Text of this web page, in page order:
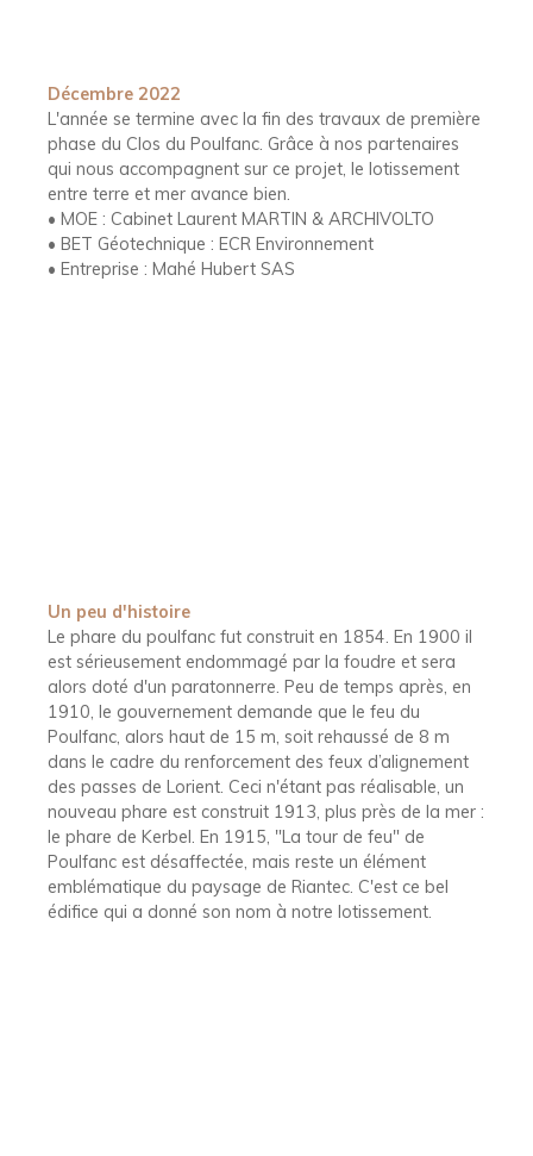
Décembre 2022
L'année se termine avec la fin des travaux de première
phase du Clos du Poulfanc. Grâce à nos partenaires
qui nous accompagnent sur ce projet, le lotissement
entre terre et mer avance bien.
• MOE : Cabinet Laurent MARTIN & ARCHIVOLTO
• BET Géotechnique : ECR Environnement
• Entreprise : Mahé Hubert SAS
Un peu d'histoire
Le phare du poulfanc fut construit en 1854. En 1900 il
est sérieusement endommagé par la foudre et sera
alors doté d'un paratonnerre. Peu de temps après, en
1910, le gouvernement demande que le feu du
Poulfanc, alors haut de 15 m, soit rehaussé de 8 m
dans le cadre du renforcement des feux d’alignement
des passes de Lorient. Ceci n'étant pas réalisable, un
nouveau phare est construit 1913, plus près de la mer :
le phare de Kerbel. En 1915, "La tour de feu" de
Poulfanc est désaffectée, mais reste un élément
emblématique du paysage de Riantec. C'est ce bel
édifice qui a donné son nom à notre lotissement.